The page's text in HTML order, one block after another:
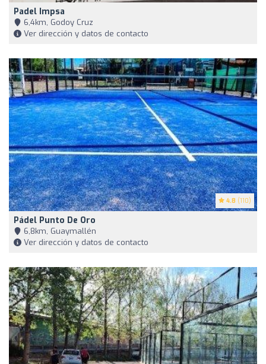
Padel Impsa
6,4km, Godoy Cruz
Ver dirección y datos de contacto
4.8 (110)
Pádel Punto De Oro
6,8km, Guaymallén
Ver dirección y datos de contacto